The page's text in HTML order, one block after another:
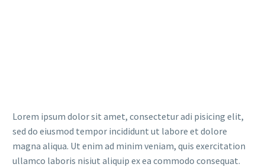
Lorem ipsum dolor sit amet, consectetur adi pisicing elit,
sed do eiusmod tempor incididunt ut labore et dolore
magna aliqua. Ut enim ad minim veniam, quis exercitation
ullamco laboris nisiut aliquip ex ea commodo consequat.